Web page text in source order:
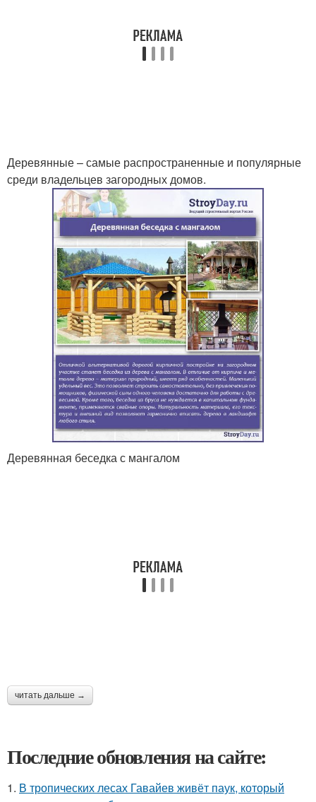
Деревянные – самые распространенные и популярные
среди владельцев загородных домов.
Деревянная беседка с мангалом
читать дальше →
Последние обновления на сайте:
1. В тропических лесах Гавайев живёт паук, который